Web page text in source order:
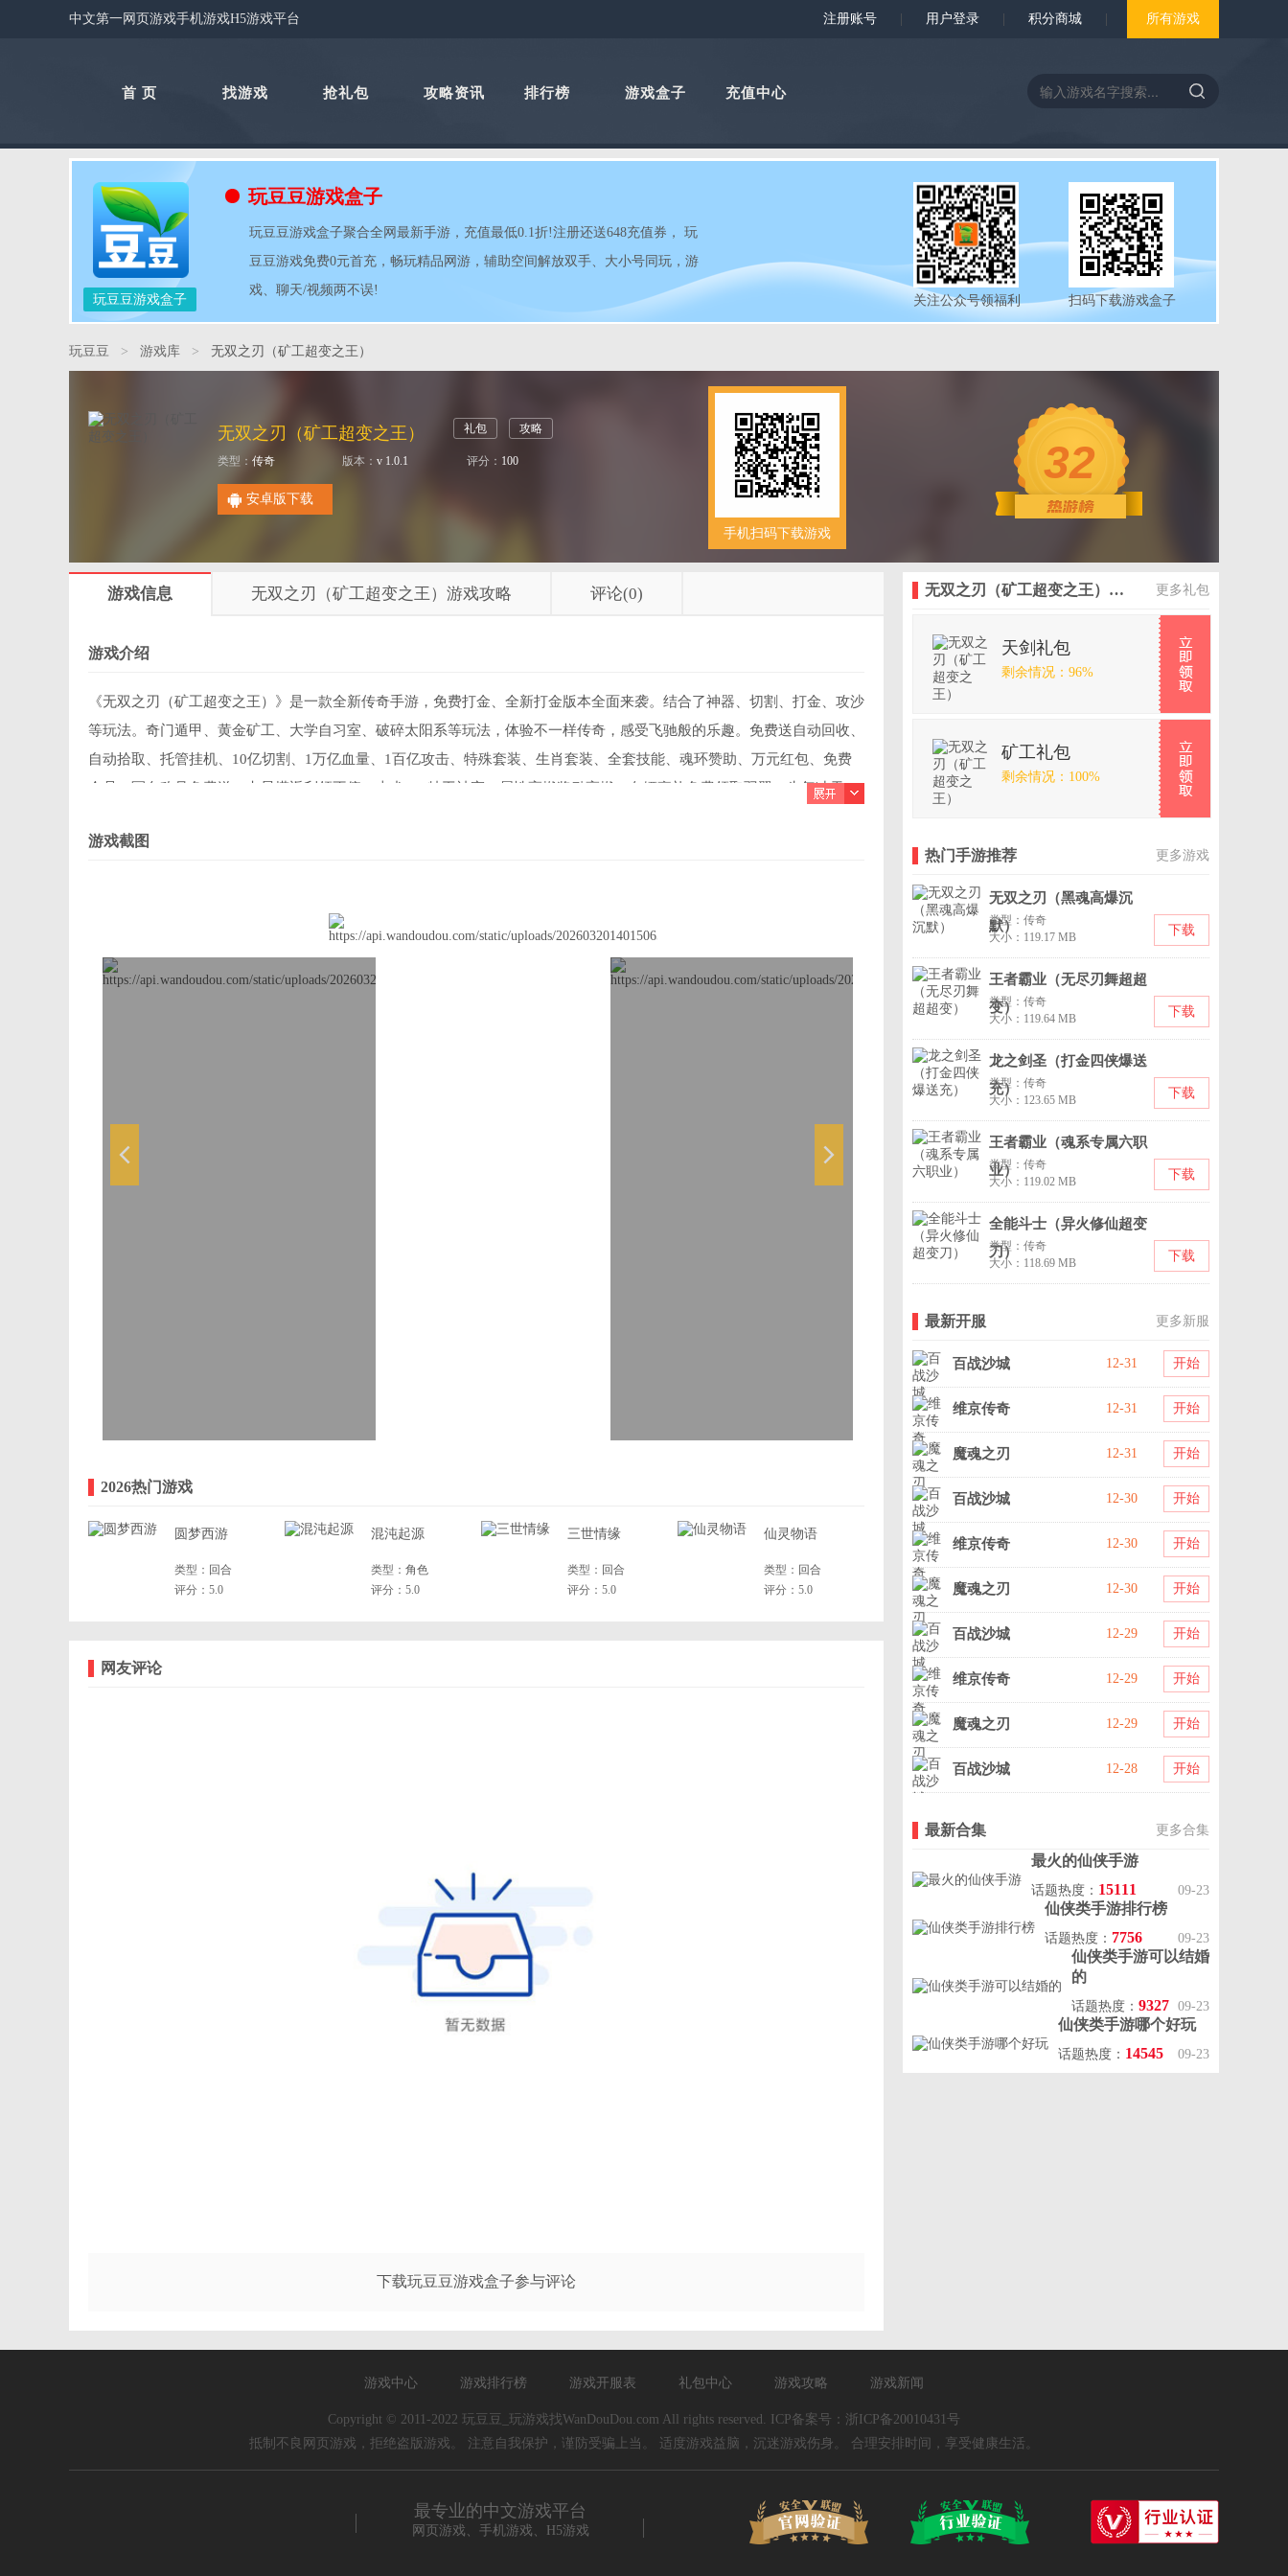
中文第一网页游戏手机游戏H5游戏平台 注册账号 用户登录 积分商城 所有游戏
首 页 找游戏 抢礼包 攻略资讯 排行榜 游戏盒子 充值中心
玩豆豆游戏盒子
玩豆豆游戏盒子
玩豆豆游戏盒子聚合全网最新手游，充值最低0.1折!注册还送648充值券， 玩
豆豆游戏免费0元首充，畅玩精品网游，辅助空间解放双手、大小号同玩，游
戏、聊天/视频两不误!
关注公众号领福利 扫码下载游戏盒子
玩豆豆 > 游戏库 > 无双之刃（矿工超变之王）
无双之刃（矿工超变之王） 礼包 攻略
类型： 传奇 版本： v 1.0.1 评分： 100
安卓版下载
手机扫码下载游戏
32
游戏信息 无双之刃（矿工超变之王）游戏攻略 评论(0)
游戏介绍
《无双之刃（矿工超变之王）》是一款全新传奇手游，免费打金、全新打金版本全面来袭。结合了神器、切割、打金、攻沙
等玩法。奇门遁甲、黄金矿工、大学自习室、破碎太阳系等玩法，体验不一样传奇，感受飞驰般的乐趣。免费送自动回收、
自动拾取、托管挂机、10亿切割、1万亿血量、1百亿攻击、特殊套装、生肖套装、全套技能、魂环赞助、万元红包、免费
会员。冠名称号免费送，七星塔返利领不停，忠犬101特工神宠，属性高燃奖励高燃。白嫖豪礼免费领取羽翼，牛气冲天，
游戏截图
2026热门游戏
圆梦西游
类型： 回合
评分：5.0
混沌起源
类型： 角色
评分：5.0
三世情缘
类型： 回合
评分：5.0
仙灵物语
类型： 回合
评分：5.0
网友评论
下载玩豆豆游戏盒子参与评论
无双之刃（矿工超变之王）最新礼包 更多礼包
天剑礼包
剩余情况：96%
矿工礼包
剩余情况：100%
热门手游推荐 更多游戏
无双之刃（黑魂高爆沉
默）
类型：传奇
大小：119.17 MB
下载
王者霸业（无尽刃舞超超
变）
类型：传奇
大小：119.64 MB
下载
龙之剑圣（打金四侠爆送
充）
类型：传奇
大小：123.65 MB
下载
王者霸业（魂系专属六职
业）
类型：传奇
大小：119.02 MB
下载
全能斗士（异火修仙超变
刀）
类型：传奇
大小：118.69 MB
下载
最新开服 更多新服
百战沙城 12-31 开始
维京传奇 12-31 开始
魔魂之刃 12-31 开始
百战沙城 12-30 开始
维京传奇 12-30 开始
魔魂之刃 12-30 开始
百战沙城 12-29 开始
维京传奇 12-29 开始
魔魂之刃 12-29 开始
百战沙城 12-28 开始
最新合集 更多合集
最火的仙侠手游
话题热度： 15111 09-23
仙侠类手游排行榜
话题热度： 7756 09-23
仙侠类手游可以结婚
的
话题热度： 9327 09-23
仙侠类手游哪个好玩
话题热度： 14545 09-23
游戏中心 游戏排行榜 游戏开服表 礼包中心 游戏攻略 游戏新闻
Copyright © 2011-2022 玩豆豆_玩游戏找WanDouDou.com All rights reserved. ICP备案号： 浙ICP备20010431号
抵制不良网页游戏，拒绝盗版游戏。 注意自我保护，谨防受骗上当。 适度游戏益脑，沉迷游戏伤身。 合理安排时间，享受健康生活。
最专业的中文游戏平台
网页游戏、手机游戏、H5游戏